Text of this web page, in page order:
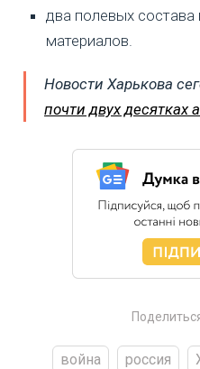
два полевых
материалов.
Новости Харькова
почти двух десятках
война россия